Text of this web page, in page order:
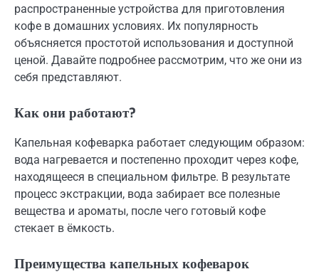
распространенные устройства для приготовления
кофе в домашних условиях. Их популярность
объясняется простотой использования и доступной
ценой. Давайте подробнее рассмотрим, что же они из
себя представляют.
Как они работают?
Капельная кофеварка работает следующим образом:
вода нагревается и постепенно проходит через кофе,
находящееся в специальном фильтре. В результате
процесс экстракции, вода забирает все полезные
вещества и ароматы, после чего готовый кофе
стекает в ёмкость.
Преимущества капельных кофеварок